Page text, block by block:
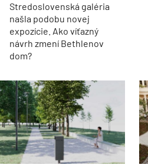
Stredoslovenská galéria
našla podobu novej
expozície. Ako víťazný
návrh zmení Bethlenov
dom?